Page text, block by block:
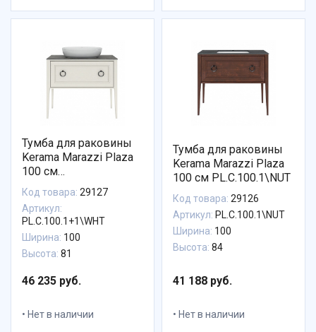
Тумба для раковины
Kerama Marazzi Plaza
100 см
PL.C.100.1+1\WHT
Код товара: 29127
Артикул:
PL.C.100.1+1\WHT
Ширина: 100
Высота: 81
46 235 руб.
Нет в наличии
Тумба для раковины
Kerama Marazzi Plaza
100 см PL.C.100.1\NUT
Код товара: 29126
Артикул: PL.C.100.1\NUT
Ширина: 100
Высота: 84
41 188 руб.
Нет в наличии